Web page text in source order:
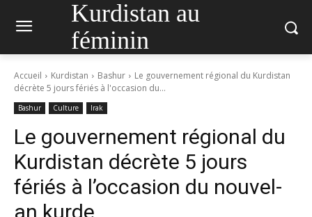
Kurdistan au
féminin
Accueil Kurdistan Bashur
Le gouvernement régional du Kurdistan
décrète 5 jours fériés à l'occasion du...
Bashur Culture Irak
Le gouvernement régional du
Kurdistan décrète 5 jours
fériés à l’occasion du nouvel-
an kurde